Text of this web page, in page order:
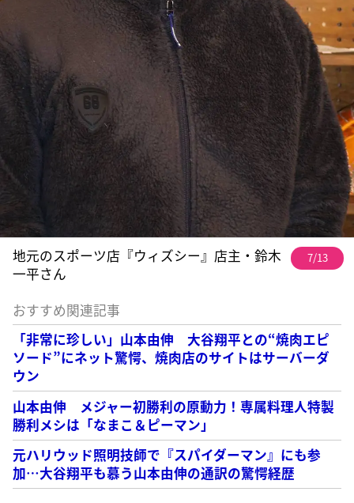
地元のスポーツ店『ウィズシー』店主・鈴木
一平さん
7/13
おすすめ関連記事
「非常に珍しい」山本由伸 大谷翔平との“焼肉エピ
ソード”にネット驚愕、焼肉店のサイトはサーバーダ
ウン
山本由伸 メジャー初勝利の原動力！専属料理人特製
勝利メシは「なまこ＆ピーマン」
元ハリウッド照明技師で『スパイダーマン』にも参
加…大谷翔平も慕う山本由伸の通訳の驚愕経歴